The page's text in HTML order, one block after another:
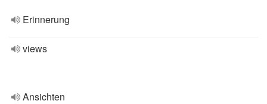
Erinnerung
views
Ansichten